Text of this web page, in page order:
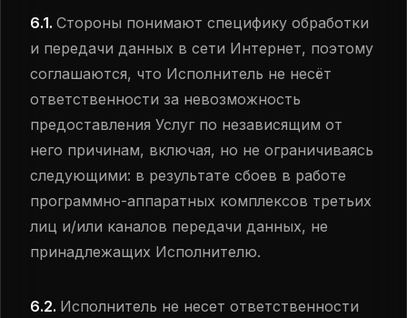
6.1. Стороны понимают специфику обработки
и передачи данных в сети Интернет, поэтому
соглашаются, что Исполнитель не несёт
ответственности за невозможность
предоставления Услуг по независящим от
него причинам, включая, но не ограничиваясь
следующими: в результате сбоев в работе
программно-аппаратных комплексов третьих
лиц и/или каналов передачи данных, не
принадлежащих Исполнителю.
6.2. Исполнитель не несет ответственности